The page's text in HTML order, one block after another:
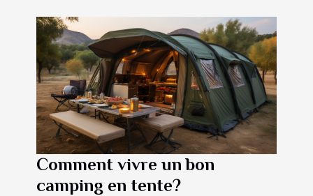
Comment vivre un bon
camping en tente?